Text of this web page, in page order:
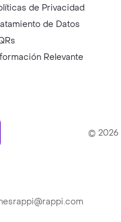
de Privacidad
de Datos
Relevante
© 2026